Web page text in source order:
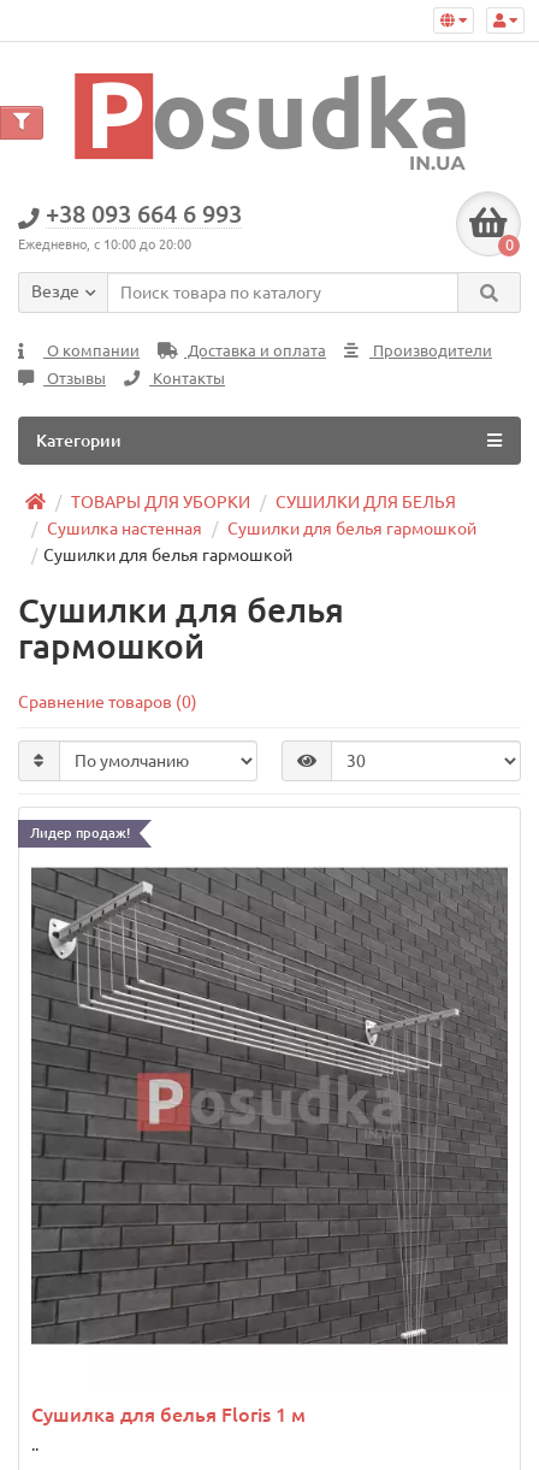
+38 093 664 6 993
Ежедневно, с 10:00 до 20:00 0
Везде
О компании Доставка и оплата
Производители
Отзывы
Контакты
Категории
ТОВАРЫ ДЛЯ УБОРКИ
СУШИЛКИ ДЛЯ БЕЛЬЯ
Сушилка настенная
Сушилки для белья гармошкой
Сушилки для белья гармошкой
Сушилки для белья
гармошкой
Сравнение товаров (0)
Лидер продаж!
Сушилка для белья Floris 1 м
..